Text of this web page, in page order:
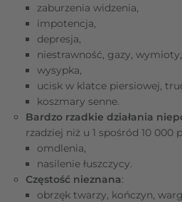
zaburzenia widzenia,
impotencja,
depresja,
niestrawność, gazy, wymioty,
wysypka,
ucisk w klatce piersiowej,
koszmary senne.
Bardzo rzadkie działania
rzadziej niż u 1 spośród 10 000
omdlenia,
nasilenie łuszczycy.
Częstość nieznana:
obrzęk twarzy, kończyn,